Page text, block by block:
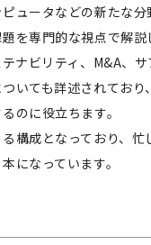
ュータなどの新たな
を専門的な視点で解説
ナビリティ、M&A、
いても詳述されており
のに役立ちます。
構成となっており、忙
になっています。